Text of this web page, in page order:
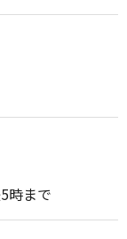
時まで